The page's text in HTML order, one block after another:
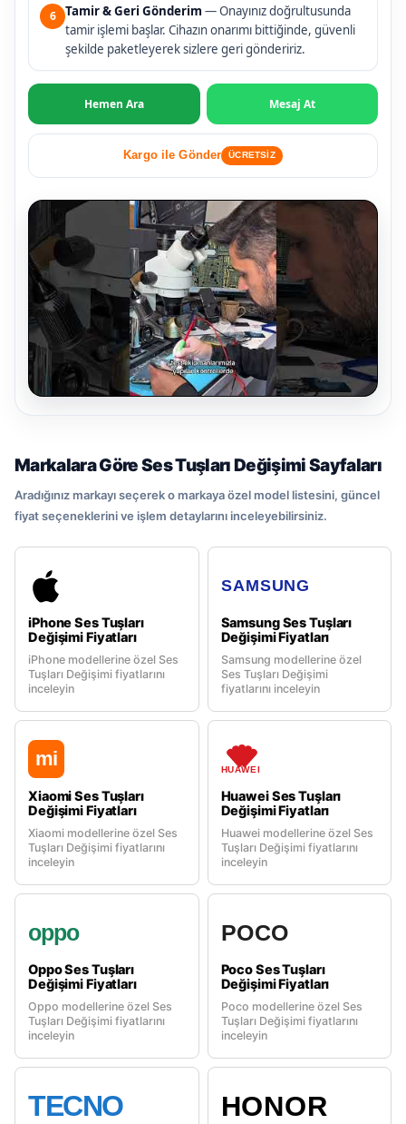
6 Tamir & Geri Gönderim — Onayınız doğrultusunda
tamir işlemi başlar. Cihazın onarımı bittiğinde, güvenli
şekilde paketleyerek sizlere geri göndeririz.
Hemen Ara Mesaj At
Kargo ile Gönder ÜCRETSİZ
Markalara Göre Ses Tuşları Değişimi Sayfaları
Aradığınız markayı seçerek o markaya özel model listesini, güncel
fiyat seçeneklerini ve işlem detaylarını inceleyebilirsiniz.
iPhone Ses Tuşları
Değişimi Fiyatları
iPhone modellerine özel Ses
Tuşları Değişimi fiyatlarını
inceleyin
SAMSUNG
Samsung Ses Tuşları
Değişimi Fiyatları
Samsung modellerine özel
Ses Tuşları Değişimi
fiyatlarını inceleyin
mi
Xiaomi Ses Tuşları
Değişimi Fiyatları
Xiaomi modellerine özel Ses
Tuşları Değişimi fiyatlarını
inceleyin
HUAWEI
Huawei Ses Tuşları
Değişimi Fiyatları
Huawei modellerine özel Ses
Tuşları Değişimi fiyatlarını
inceleyin
oppo
Oppo Ses Tuşları
Değişimi Fiyatları
Oppo modellerine özel Ses
Tuşları Değişimi fiyatlarını
inceleyin
POCO
Poco Ses Tuşları
Değişimi Fiyatları
Poco modellerine özel Ses
Tuşları Değişimi fiyatlarını
inceleyin
TECNO HONOR